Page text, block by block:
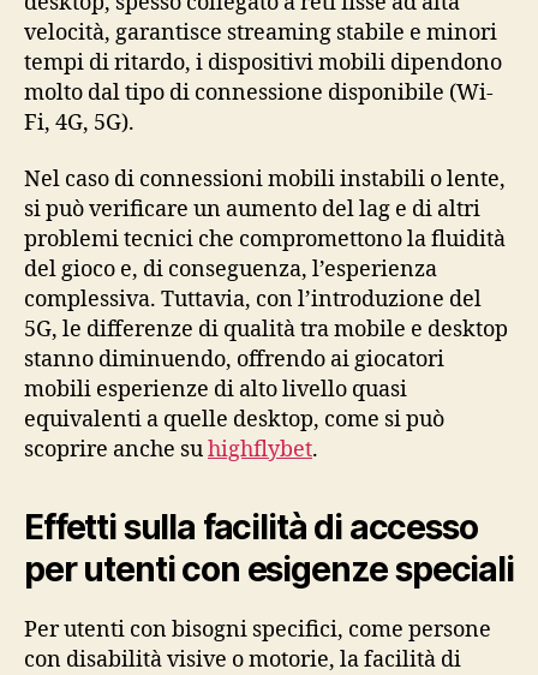
velocità, garantisce streaming stabile e minori
tempi di ritardo, i dispositivi mobili dipendono
molto dal tipo di connessione disponibile (Wi-
Fi, 4G, 5G).
Nel caso di connessioni mobili instabili o lente,
si può verificare un aumento del lag e di altri
problemi tecnici che compromettono la fluidità
del gioco e, di conseguenza, l’esperienza
complessiva. Tuttavia, con l’introduzione del
5G, le differenze di qualità tra mobile e desktop
stanno diminuendo, offrendo ai giocatori
mobili esperienze di alto livello quasi
equivalenti a quelle desktop, come si può
scoprire anche suhighflybet.
Effetti sulla facilità di accesso
per utenti con esigenze speciali
Per utenti con bisogni specifici, come persone
con disabilità visive o motorie, la facilità di